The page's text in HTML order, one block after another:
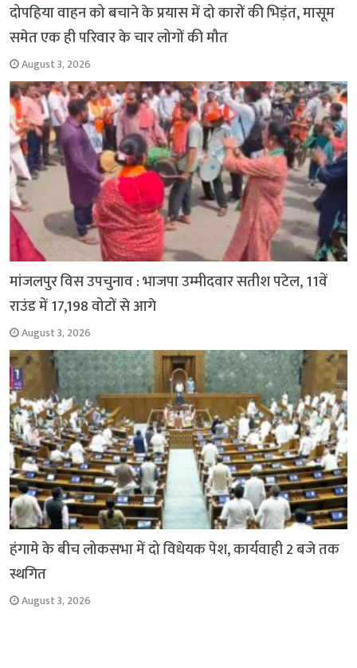
दोपहिया वाहन को बचाने के प्रयास में दो कारों की भिड़ंत, मासूम
समेत एक ही परिवार के चार लोगों की मौत
August 3, 2026
मांजलपुर विस उपचुनाव : भाजपा उम्मीदवार सतीश पटेल, 11वें
राउंड में 17,198 वोटों से आगे
August 3, 2026
हंगामे के बीच लोकसभा में दो विधेयक पेश, कार्यवाही 2 बजे तक
स्थगित
August 3, 2026